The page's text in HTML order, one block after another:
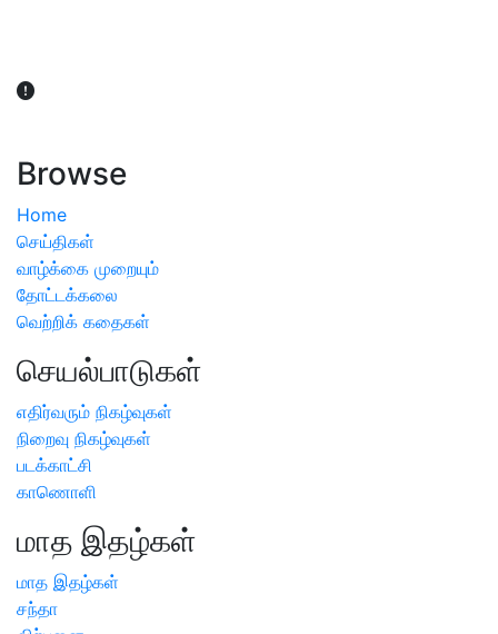
Browse
Home
செய்திகள்
வாழ்க்கை முறையும்
தோட்டக்கலை
வெற்றிக் கதைகள்
செயல்பாடுகள்
எதிர்வரும் நிகழ்வுகள்
நிறைவு நிகழ்வுகள்
படக்காட்சி
காணொளி
மாத இதழ்கள்
மாத இதழ்கள்
சந்தா